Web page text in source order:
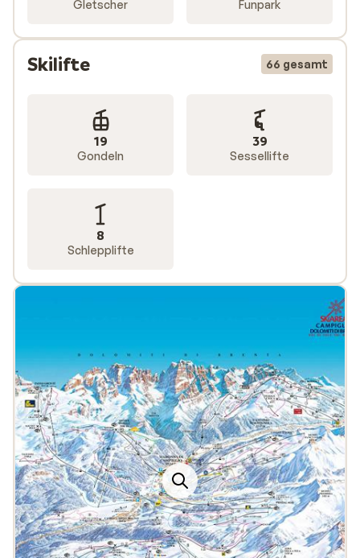
Gletscher Funpark
Skilifte 66 gesamt
19
Gondeln
39
Sessellifte
8
Schlepplifte